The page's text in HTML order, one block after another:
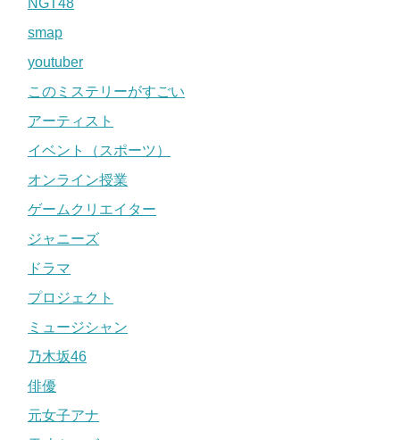
NGT48
smap
youtuber
このミステリーがすごい
アーティスト
イベント（スポーツ）
オンライン授業
ゲームクリエイター
ジャニーズ
ドラマ
プロジェクト
ミュージシャン
乃木坂46
俳優
元女子アナ